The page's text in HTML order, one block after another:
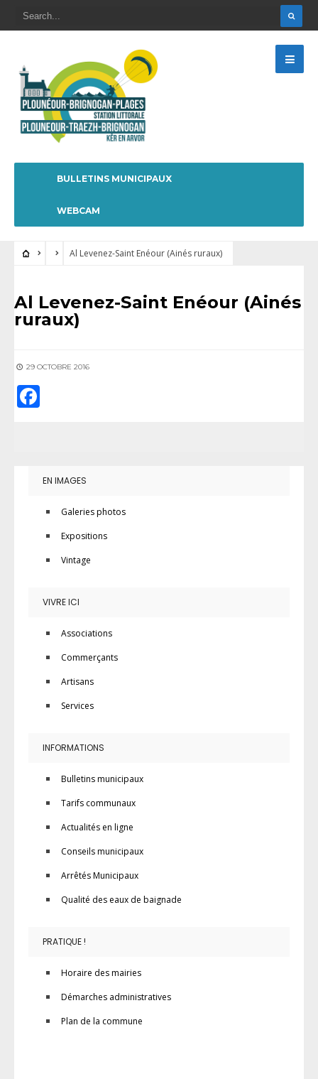
BULLETINS MUNICIPAUX
WEBCAM
Al Levenez-Saint Enéour (Ainés ruraux)
Al Levenez-Saint Enéour (Ainés
ruraux)
29 OCTOBRE 2016
EN IMAGES
Galeries photos
Expositions
Vintage
VIVRE ICI
Associations
Commerçants
Artisans
Services
INFORMATIONS
Bulletins municipaux
Tarifs communaux
Actualités en ligne
Conseils municipaux
Arrêtés Municipaux
Qualité des eaux de baignade
PRATIQUE !
Horaire des mairies
Démarches administratives
Plan de la commune